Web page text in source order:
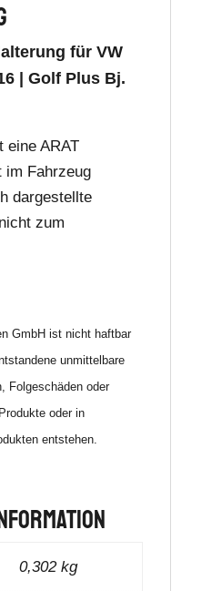
für VW
| Golf Plus Bj.
eine ARAT
im Fahrzeug
dargestellte
zum
GmbH ist nicht haftbar
unmittelbare
Folgeschäden oder
oder in
entstehen.
0,302 kg